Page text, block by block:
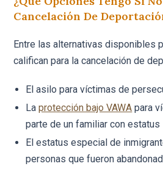
Cancelación De
Entre las alternativas disponibles
califican para la cancelación de
El asilo para víctimas de
Laprotección bajo VAWA para
parte de un familiar con estatus
El estatus especial de
personas que fueron